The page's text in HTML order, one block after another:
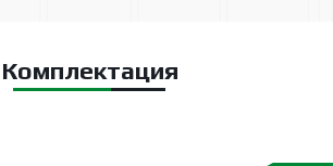
Комплектация